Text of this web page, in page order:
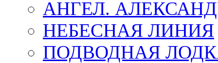
АНГЕЛ.
НЕБЕСНАЯ ЛИНИЯ
ПОДВОДНАЯ